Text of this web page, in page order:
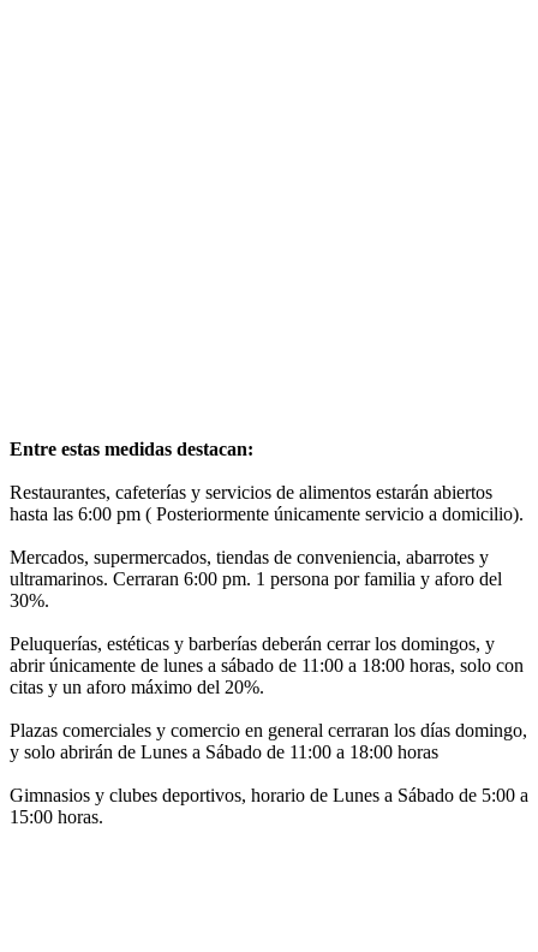
Entre estas medidas destacan:
Restaurantes, cafeterías y servicios de alimentos estarán abiertos
hasta las 6:00 pm ( Posteriormente únicamente servicio a domicilio).
Mercados, supermercados, tiendas de conveniencia, abarrotes y
ultramarinos. Cerraran 6:00 pm. 1 persona por familia y aforo del
30%.
Peluquerías, estéticas y barberías deberán cerrar los domingos, y
abrir únicamente de lunes a sábado de 11:00 a 18:00 horas, solo con
citas y un aforo máximo del 20%.
Plazas comerciales y comercio en general cerraran los días domingo,
y solo abrirán de Lunes a Sábado de 11:00 a 18:00 horas
Gimnasios y clubes deportivos, horario de Lunes a Sábado de 5:00 a
15:00 horas.